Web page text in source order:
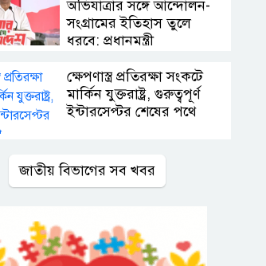
অভিযাত্রার সঙ্গে আন্দোলন-
সংগ্রামের ইতিহাস তুলে
ধরবে: প্রধানমন্ত্রী
ক্ষেপণাস্ত্র প্রতিরক্ষা সংকটে
মার্কিন যুক্তরাষ্ট্র, গুরুত্বপূর্ণ
ইন্টারসেপ্টর শেষের পথে
জাতীয় বিভাগের সব খবর